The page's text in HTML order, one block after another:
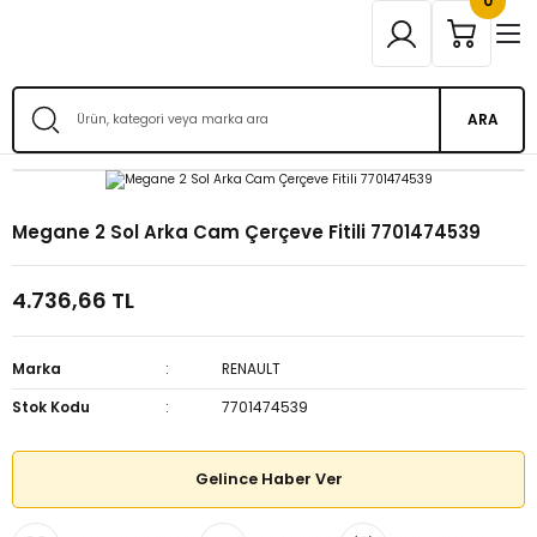
ARA
Megane 2 Sol Arka Cam Çerçeve Fitili 7701474539
4.736,66 TL
Marka
RENAULT
Stok Kodu
7701474539
Gelince Haber Ver